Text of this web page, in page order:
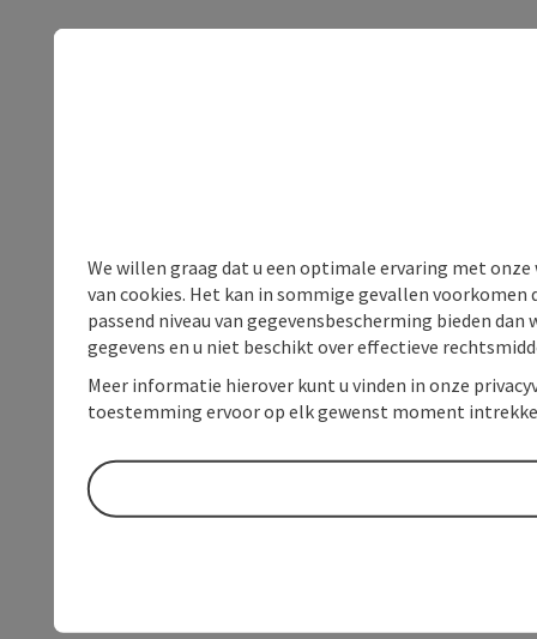
We willen graag dat u een optimale ervaring met
van cookies. Het kan in sommige gevallen voorkomen
passend niveau van gegevensbescherming bieden
gegevens en u niet beschikt over effectieve
Meer informatie hierover kunt u vinden in onze
toestemming ervoor op elk gewenst moment